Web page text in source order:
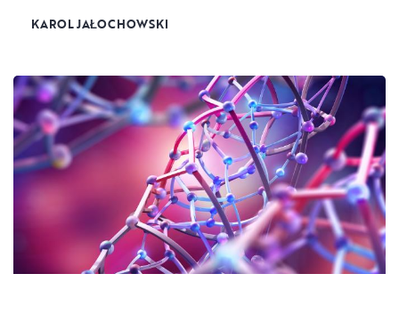
KAROL JAŁOCHOWSKI